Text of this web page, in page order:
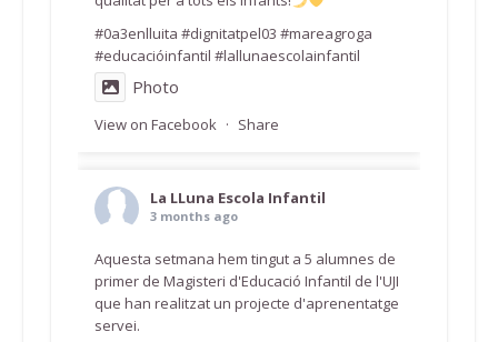
#0a3enlluita #dignitatpel03 #mareagroga
#educacióinfantil #lallunaescolainfantil
Photo
View on Facebook · Share
La LLuna Escola Infantil
3 months ago
Aquesta setmana hem tingut a 5 alumnes de
primer de Magisteri d'Educació Infantil de l'UJI
que han realitzat un projecte d'aprenentatge
servei.